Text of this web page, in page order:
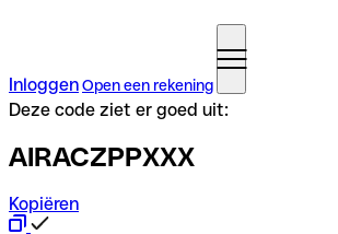
InloggenOpen een rekening
Deze code ziet er goed uit:
AIRACZPPXXX
Kopiëren